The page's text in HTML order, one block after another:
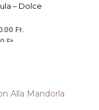
– Dolce
Ft.
Ft.